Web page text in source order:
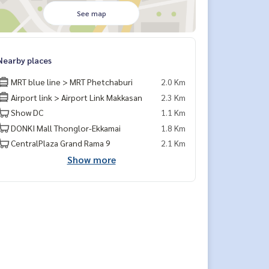
See map
places
MRT blue line > MRT Phetchaburi
2.0 Km
Airport link > Airport Link Makkasan
2.3 Km
Show DC
1.1 Km
DONKI Mall Thonglor-Ekkamai
1.8 Km
CentralPlaza Grand Rama 9
2.1 Km
Show more